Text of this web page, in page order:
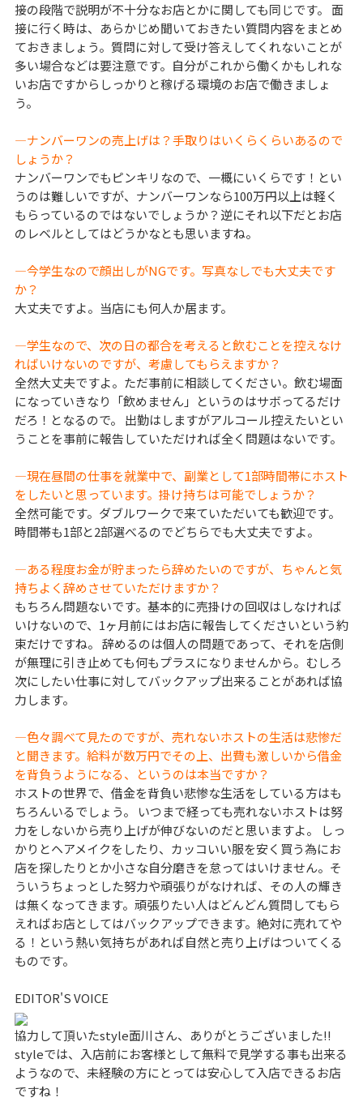
接の段階で説明が不十分なお店とかに関しても同じです。 面
接に行く時は、あらかじめ聞いておきたい質問内容をまとめ
ておきましょう。質問に対して受け答えしてくれないことが
多い場合などは要注意です。自分がこれから働くかもしれな
いお店ですからしっかりと稼げる環境のお店で働きましょ
う。
―ナンバーワンの売上げは？手取りはいくらくらいあるので
しょうか？
ナンバーワンでもピンキリなので、一概にいくらです！とい
うのは難しいですが、ナンバーワンなら100万円以上は軽く
もらっているのではないでしょうか？逆にそれ以下だとお店
のレベルとしてはどうかなとも思いますね。
―今学生なので顔出しがNGです。写真なしでも大丈夫です
か？
大丈夫ですよ。当店にも何人か居ます。
―学生なので、次の日の都合を考えると飲むことを控えなけ
ればいけないのですが、考慮してもらえますか？
全然大丈夫ですよ。ただ事前に相談してください。飲む場面
になっていきなり「飲めません」というのはサボってるだけ
だろ！となるので。 出勤はしますがアルコール控えたいとい
うことを事前に報告していただければ全く問題はないです。
―現在昼間の仕事を就業中で、副業として1部時間帯にホスト
をしたいと思っています。掛け持ちは可能でしょうか？
全然可能です。ダブルワークで来ていただいても歓迎です。
時間帯も1部と2部選べるのでどちらでも大丈夫ですよ。
―ある程度お金が貯まったら辞めたいのですが、ちゃんと気
持ちよく辞めさせていただけますか？
もちろん問題ないです。基本的に売掛けの回収はしなければ
いけないので、1ヶ月前にはお店に報告してくださいという約
束だけですね。 辞めるのは個人の問題であって、それを店側
が無理に引き止めても何もプラスになりませんから。むしろ
次にしたい仕事に対してバックアップ出来ることがあれば協
力します。
―色々調べて見たのですが、売れないホストの生活は悲惨だ
と聞きます。給料が数万円でその上、出費も激しいから借金
を背負うようになる、というのは本当ですか？
ホストの世界で、借金を背負い悲惨な生活をしている方はも
ちろんいるでしょう。 いつまで経っても売れないホストは努
力をしないから売り上げが伸びないのだと思いますよ。 しっ
かりとヘアメイクをしたり、カッコいい服を安く買う為にお
店を探したりとか小さな自分磨きを怠ってはいけません。そ
ういうちょっとした努力や頑張りがなければ、その人の輝き
は無くなってきます。頑張りたい人はどんどん質問してもら
えればお店としてはバックアップできます。絶対に売れてや
る！という熱い気持ちがあれば自然と売り上げはついてくる
ものです。
EDITOR'S VOICE
協力して頂いたstyle面川さん、ありがとうございました!!
styleでは、入店前にお客様として無料で見学する事も出来る
ようなので、未経験の方にとっては安心して入店できるお店
ですね！